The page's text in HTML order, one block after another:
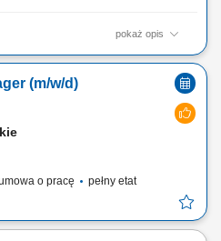
pokaż opis
i przygotowujesz zamówienia
produkty przy użyciu skanera
Sprawdzać, czy wybierasz właściwy
Pakować zamówienia tak, aby
(m/w/d)
o pracę pełny etat